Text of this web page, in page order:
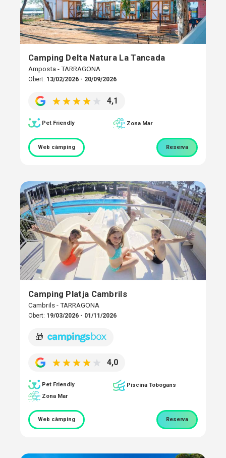
Camping Delta Natura La Tancada
Amposta - TARRAGONA
Obert: 13/02/2026 - 20/09/2026
4,1
Pet Friendly Zona Mar
Web càmping Reserva
Camping Platja Cambrils
Cambrils - TARRAGONA
Obert: 19/03/2026 - 01/11/2026
🎁
4,0
Pet Friendly
Piscina Tobogans
Zona Mar
Web càmping Reserva